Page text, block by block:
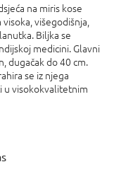
na miris kose
visoka, višegodišnja,
Biljka se
medicini. Glavni
dugačak do 40 cm.
se iz njega
u visokokvalitetnim